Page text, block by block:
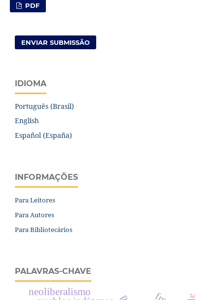
PDF
ENVIAR SUBMISSÃO
IDIOMA
Português (Brasil)
English
Español (España)
INFORMAÇÕES
Para Leitores
Para Autores
Para Bibliotecários
PALAVRAS-CHAVE
neoliberalismo